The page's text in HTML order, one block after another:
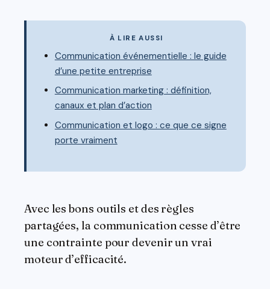
À LIRE AUSSI
Communication événementielle : le guide
d’une petite entreprise
Communication marketing : définition,
canaux et plan d’action
Communication et logo : ce que ce signe
porte vraiment
Avec les bons outils et des règles
partagées, la communication cesse d’être
une contrainte pour devenir un vrai
moteur d’efficacité.